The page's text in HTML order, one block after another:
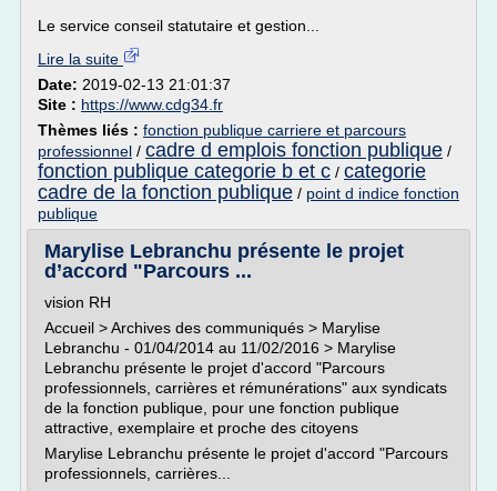
Le service conseil statutaire et gestion...
Lire la suite
Date: 2019-02-13 21:01:37
Site : https://www.cdg34.fr
Thèmes liés : fonction publique carriere et parcours
professionnel / cadre d emplois fonction publique /
fonction publique categorie b et c / categorie
cadre de la fonction publique / point d indice fonction
publique
Marylise Lebranchu présente le projet
d’accord "Parcours ...
vision RH
Accueil > Archives des communiqués > Marylise
Lebranchu - 01/04/2014 au 11/02/2016 > Marylise
Lebranchu présente le projet d'accord "Parcours
professionnels, carrières et rémunérations" aux syndicats
de la fonction publique, pour une fonction publique
attractive, exemplaire et proche des citoyens
Marylise Lebranchu présente le projet d'accord "Parcours
professionnels, carrières...